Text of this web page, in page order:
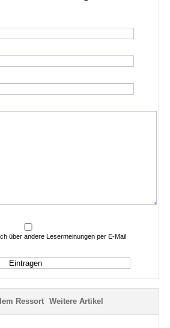
über andere Lesermeinungen per E-Mail
Weitere Artikel